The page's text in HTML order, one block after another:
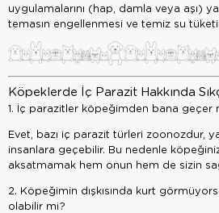
uygulamalarını (hap, damla veya aşı)
temasın engellenmesi ve temiz su
Köpeklerde İç Parazit Hakkında
1. İç parazitler köpeğimden bana geçer
Evet, bazı iç parazit türleri zoonozdur,
insanlara geçebilir. Bu nedenle
aksatmamak hem onun hem de sizin
2. Köpeğimin dışkısında kurt
olabilir mi?